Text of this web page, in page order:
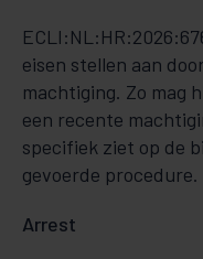
eisen stellen aan
machtiging. Zo mag
een recente
specifiek ziet op de
gevoerde procedure.
Arrest